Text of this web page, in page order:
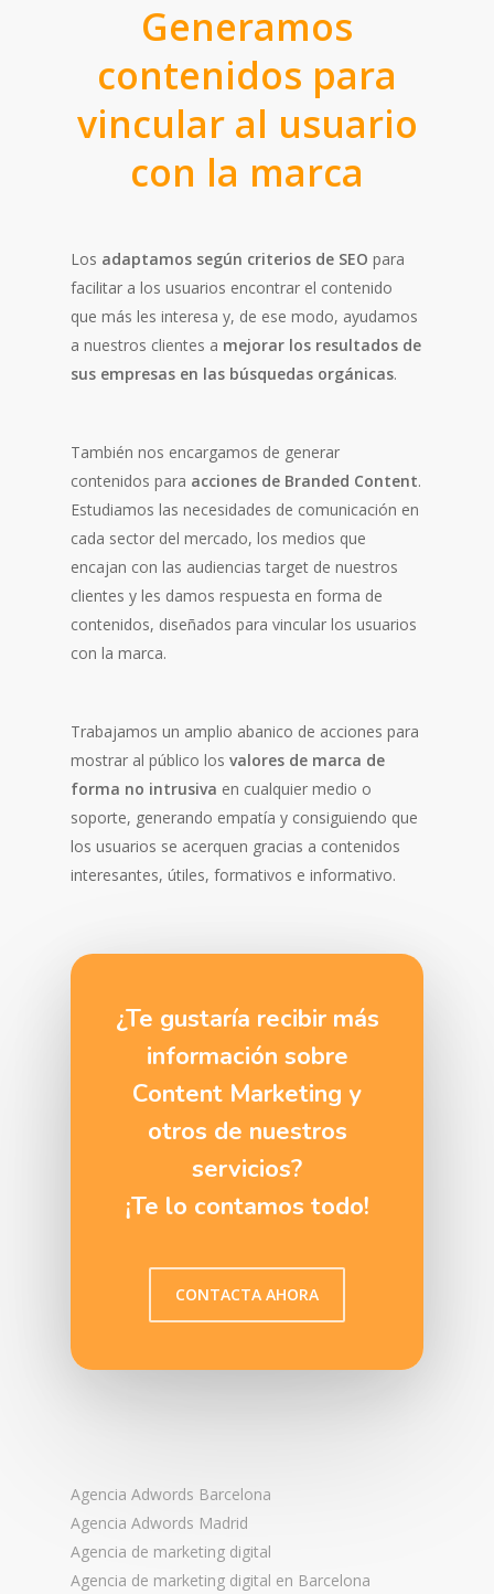
Generamos
contenidos para
vincular al usuario
con la marca
Los adaptamos según criterios de SEO para
facilitar a los usuarios encontrar el contenido
que más les interesa y, de ese modo, ayudamos
a nuestros clientes a mejorar los resultados de
sus empresas en las búsquedas orgánicas.
También nos encargamos de generar
contenidos para acciones de Branded Content.
Estudiamos las necesidades de comunicación en
cada sector del mercado, los medios que
encajan con las audiencias target de nuestros
clientes y les damos respuesta en forma de
contenidos, diseñados para vincular los usuarios
con la marca.
Trabajamos un amplio abanico de acciones para
mostrar al público losvalores de marca de
forma no intrusiva en cualquier medio o
soporte, generando empatía y consiguiendo que
los usuarios se acerquen gracias a contenidos
interesantes, útiles, formativos e informativo.
¿Te gustaría recibir más
información sobre
Content Marketing y
otros de nuestros
servicios?
¡Te lo contamos todo!
CONTACTA AHORA
Agencia Adwords Barcelona
Agencia Adwords Madrid
Agencia de marketing digital
Agencia de marketing digital en Barcelona